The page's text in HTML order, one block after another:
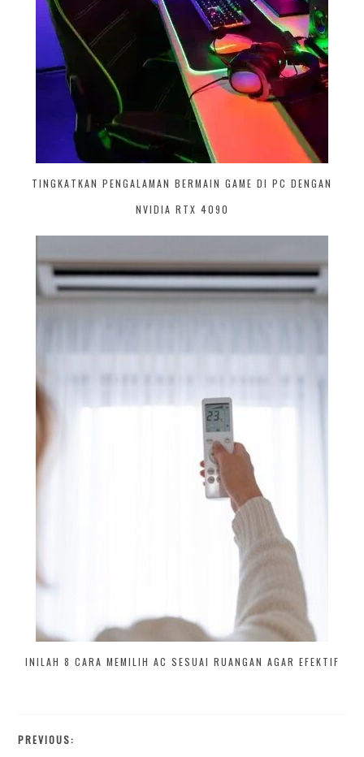
TINGKATKAN PENGALAMAN BERMAIN GAME DI PC DENGAN
NVIDIA RTX 4090
INILAH 8 CARA MEMILIH AC SESUAI RUANGAN AGAR EFEKTIF
PREVIOUS: